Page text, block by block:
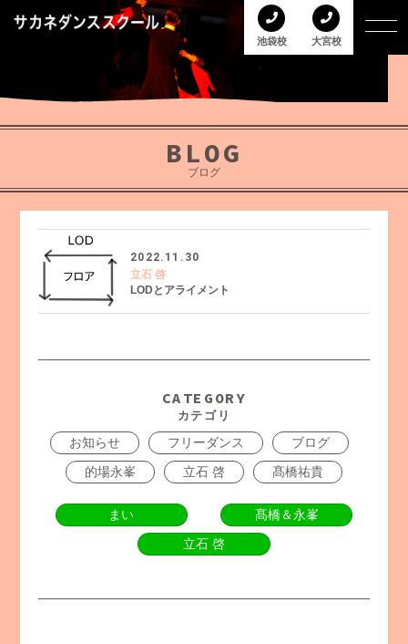
池袋校 大宮校
BLOG
ブログ
2022.11.30
立石 啓
LODとアライメント
CATEGORY
カテゴリ
お知らせ フリーダンス
ブログ
的場永峯
立石 啓 髙橋祐貴
まい
髙橋＆永峯
立石 啓